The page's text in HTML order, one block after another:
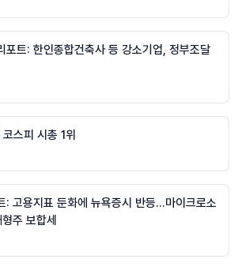
포트: 한인종합건축사 등 강소기업, 정부조달
스피 시총 1위
: 고용지표 둔화에 뉴욕증시 반등…마이크로소
주 보합세